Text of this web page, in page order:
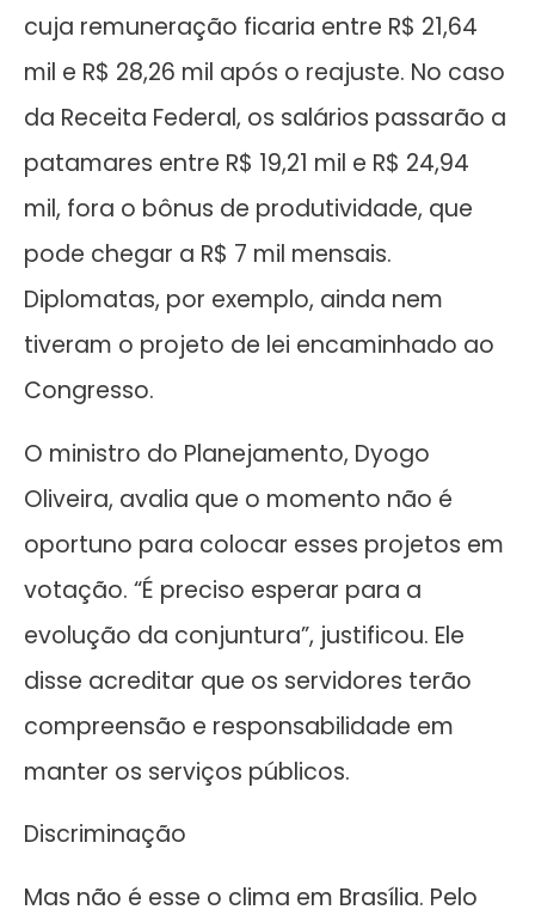
cuja remuneração ficaria entre R$ 21,64
mil e R$ 28,26 mil após o reajuste. No caso
da Receita Federal, os salários passarão a
patamares entre R$ 19,21 mil e R$ 24,94
mil, fora o bônus de produtividade, que
pode chegar a R$ 7 mil mensais.
Diplomatas, por exemplo, ainda nem
tiveram o projeto de lei encaminhado ao
Congresso.
O ministro do Planejamento, Dyogo
Oliveira, avalia que o momento não é
oportuno para colocar esses projetos em
votação. “É preciso esperar para a
evolução da conjuntura”, justificou. Ele
disse acreditar que os servidores terão
compreensão e responsabilidade em
manter os serviços públicos.
Discriminação
Mas não é esse o clima em Brasília. Pelo